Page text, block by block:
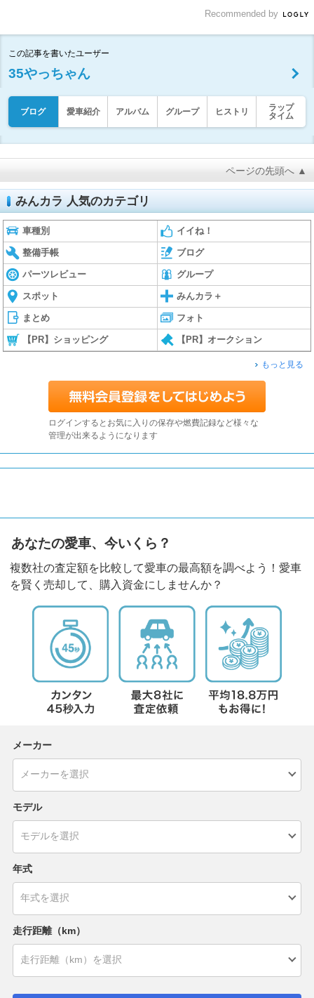
Recommended by
この記事を書いたユーザー
35やっちゃん
ブログ 愛車紹介 アルバム グループ ヒストリ
ラップ
タイム
ページの先頭へ ▲
みんカラ 人気のカテゴリ
車種別 イイね！
整備手帳 ブログ
パーツレビュー グループ
スポット みんカラ＋
まとめ フォト
【PR】ショッピング 【PR】オークション
もっと見る
ログインするとお気に入りの保存や燃費記録など様々な
管理が出来るようになります
あなたの愛車、今いくら？
複数社の査定額を比較して愛車の最高額を調べよう！愛車
を賢く売却して、購入資金にしませんか？
メーカー
モデル
年式
走行距離（km）